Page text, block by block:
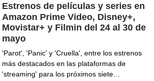
Estrenos de películas y series en
Amazon Prime Video, Disney+,
Movistar+ y Filmin del 24 al 30 de
mayo
'Parot', 'Panic' y 'Cruella', entre los estrenos
más destacados en las plataformas de
'streaming' para los próximos siete…